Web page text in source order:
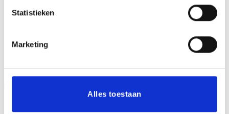
Statistieken
Marketing
Alles toestaan
GERELATEERDE PRODUCTEN